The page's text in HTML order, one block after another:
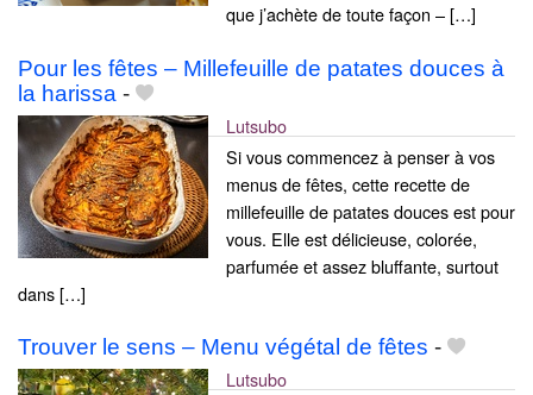
que j’achète de toute façon – […]
Pour les fêtes – Millefeuille de patates douces à
la harissa -
Lutsubo
Si vous commencez à penser à vos
menus de fêtes, cette recette de
millefeuille de patates douces est pour
vous. Elle est délicieuse, colorée,
parfumée et assez bluffante, surtout
dans […]
Trouver le sens – Menu végétal de fêtes -
Lutsubo